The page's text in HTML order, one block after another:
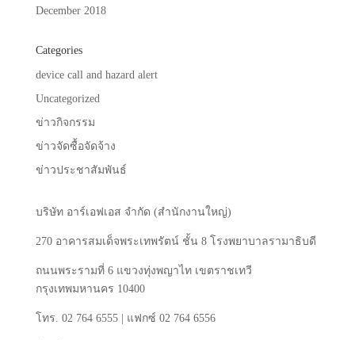
December 2018
Categories
device call and hazard alert
Uncategorized
ข่าวกิจกรรม
ข่าวจัดซื้อจัดจ้าง
ข่าวประชาสัมพันธ์
บริษัท อาร์เอฟเอส จำกัด (สำนักงานใหญ่)
270 อาคารสมเด็จพระเทพรัตน์ ชั้น 8 โรงพยาบาลรามาธิบดี
ถนนพระรามที่6 แขวงทุ่งพญาไท เขตราชเทวี
กรุงเทพมหานคร 10400
โทร . 02 764 6555 | แฟกซ์ 02 764 6556